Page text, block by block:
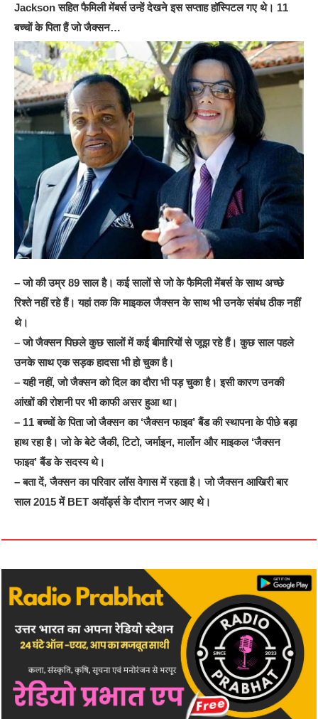
Jackson सहित फैमिली मेंबर्स उन्हें देखने इस सप्ताह हॉस्पिटल गए थे। 11
बच्चों के पिता हैं जो जैक्सन…
– जो की उम्र 89 साल है। कई सालों से जो के फैमिली मेंबर्स के साथ अच्छे
रिश्ते नहीं रहे हैं। यहां तक कि माइकल जैक्सन के साथ भी उनके संबंध ठीक नहीं
थे।
– जो जैक्सन पिछले कुछ सालों में कई बीमारियों से जूझ रहे हैं। कुछ साल पहले
उनके साथ एक सड़क हादसा भी हो चुका है।
– यही नहीं, जो जैक्सन को दिल का दौरा भी पड़ चुका है। इसी कारण उनकी
आंखों की रोशनी पर भी काफी असर हुआ था।
– 11 बच्चों के पिता जो जैक्सन का ‘जैक्सन फाइव’ बैंड की स्थापना के पीछे बड़ा
हाथ रहा है। जो के बेटे जैकी, टिटो, जर्माइन, मार्लोन और माइकल ‘जैक्सन
फाइव’ बैंड के सदस्य थे।
– बता दें, जैक्सन का परिवार लॉस वेगास में रहता है। जो जैक्सन आखिरी बार
साल 2015 में BET अवॉर्ड्स के दौरान नजर आए थे।